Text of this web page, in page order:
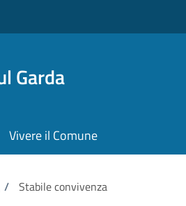
Garda
Vivere il Comune
/ Stabile convivenza